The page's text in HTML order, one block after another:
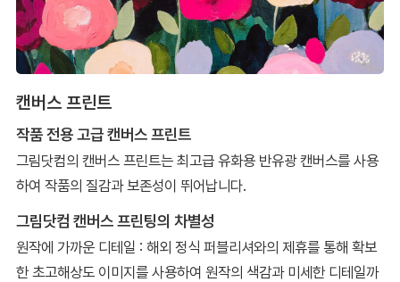
캔버스 프린트
작품 전용 고급 캔버스 프린트
그림닷컴의 캔버스 프린트는 최고급 유화용 반유광 캔버스를 사용
하여 작품의 질감과 보존성이 뛰어납니다.
그림닷컴 캔버스 프린팅의 차별성
원작에 가까운 디테일 : 해외 정식 퍼블리셔와의 제휴를 통해 확보
한 초고해상도 이미지를 사용하여 원작의 색감과 미세한 디테일까